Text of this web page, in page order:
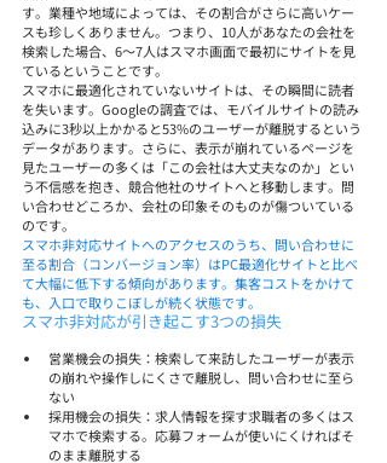
す。業種や地域によっては、その割合がさらに高いケー
スも珍しくありません。つまり、10人があなたの会社を
検索した場合、6〜7人はスマホ画面で最初にサイトを見
ているということです。
スマホに最適化されていないサイトは、その瞬間に読者
を失います。Googleの調査では、モバイルサイトの読み
込みに3秒以上かかると53%のユーザーが離脱するという
データがあります。さらに、表示が崩れているページを
見たユーザーの多くは「この会社は大丈夫なのか」とい
う不信感を抱き、競合他社のサイトへと移動します。問
い合わせどころか、会社の印象そのものが傷ついている
のです。
スマホ非対応サイトへのアクセスのうち、問い合わせに
至る割合（コンバージョン率）はPC最適化サイトと比べ
て大幅に低下する傾向があります。集客コストをかけて
も、入口で取りこぼしが続く状態です。
スマホ非対応が引き起こす3つの損失
営業機会の損失：検索して来訪したユーザーが表示
の崩れや操作しにくさで離脱し、問い合わせに至ら
ない
採用機会の損失：求人情報を探す求職者の多くはス
マホで検索する。応募フォームが使いにくければそ
のまま離脱する